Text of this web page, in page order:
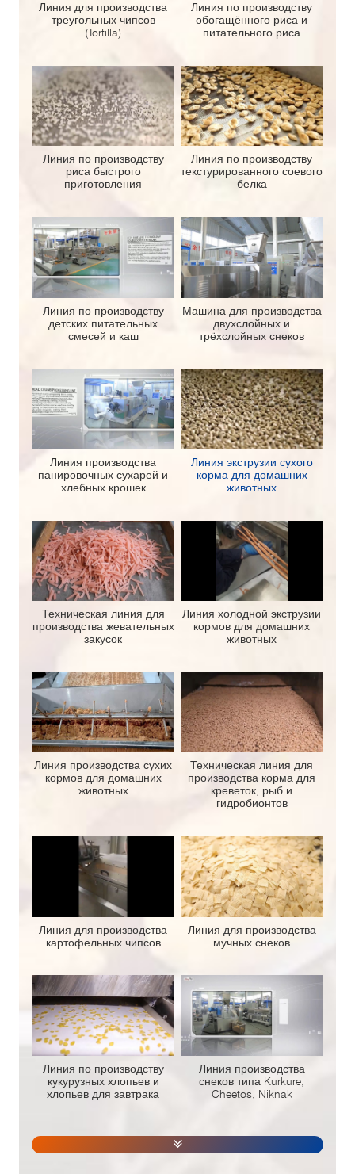
Линия для производства
треугольных чипсов
(Tortilla)
Линия по производству
обогащённого риса и
питательного риса
Линия по производству
риса быстрого
приготовления
Линия по производству
текстурированного соевого
белка
Линия по производству
детских питательных
смесей и каш
Машина для производства
двухслойных и
трёхслойных снеков
Линия производства
панировочных сухарей и
хлебных крошек
Линия экструзии сухого
корма для домашних
животных
Техническая линия для
производства жевательных
закусок
Линия холодной экструзии
кормов для домашних
животных
Линия производства сухих
кормов для домашних
животных
Техническая линия для
производства корма для
креветок, рыб и
гидробионтов
Линия для производства
картофельных чипсов
Линия для производства
мучных снеков
Линия по производству
кукурузных хлопьев и
хлопьев для завтрака
Линия производства
снеков типа Kurkure,
Cheetos, Niknak